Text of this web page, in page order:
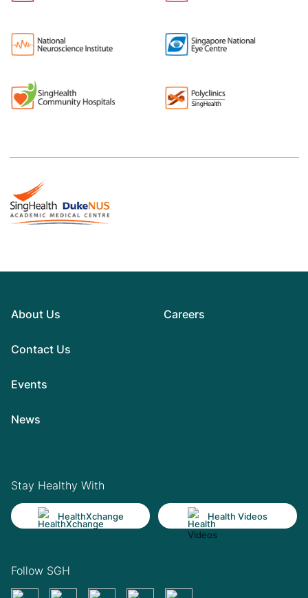
About Us
Contact Us
Events
News
Careers
Stay Healthy With
HealthXchange Health Videos
Follow SGH